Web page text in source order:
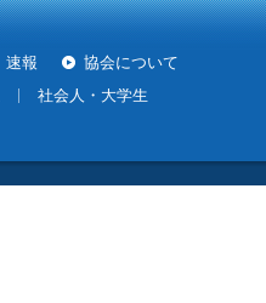
速報
協会について
社会人・大学生